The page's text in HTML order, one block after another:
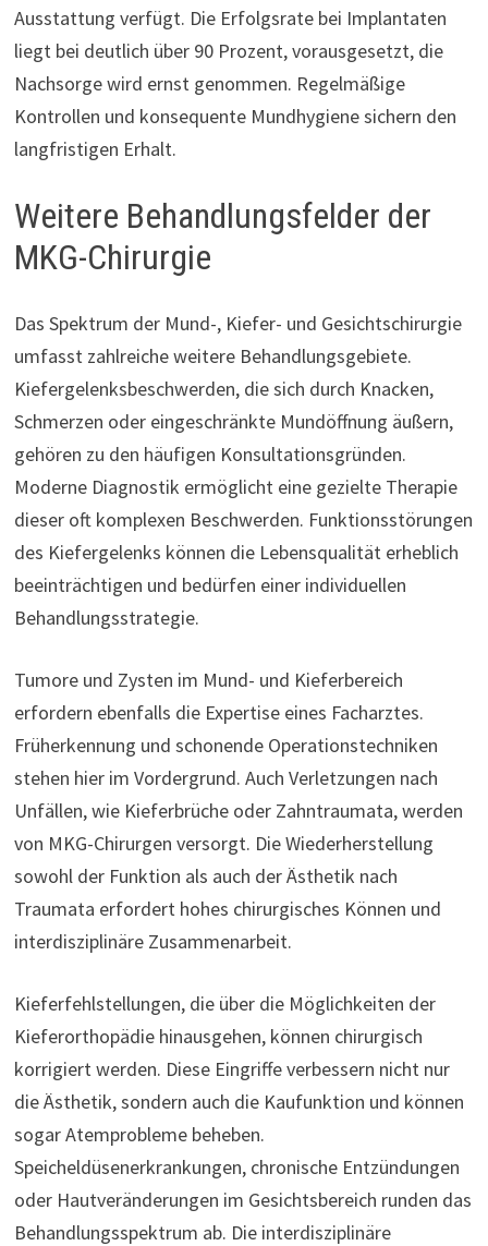
Ausstattung verfügt. Die Erfolgsrate bei Implantaten
liegt bei deutlich über 90 Prozent, vorausgesetzt, die
Nachsorge wird ernst genommen. Regelmäßige
Kontrollen und konsequente Mundhygiene sichern den
langfristigen Erhalt.
Weitere Behandlungsfelder der
MKG-Chirurgie
Das Spektrum der Mund-, Kiefer- und Gesichtschirurgie
umfasst zahlreiche weitere Behandlungsgebiete.
Kiefergelenksbeschwerden, die sich durch Knacken,
Schmerzen oder eingeschränkte Mundöffnung äußern,
gehören zu den häufigen Konsultationsgründen.
Moderne Diagnostik ermöglicht eine gezielte Therapie
dieser oft komplexen Beschwerden. Funktionsstörungen
des Kiefergelenks können die Lebensqualität erheblich
beeinträchtigen und bedürfen einer individuellen
Behandlungsstrategie.
Tumore und Zysten im Mund- und Kieferbereich
erfordern ebenfalls die Expertise eines Facharztes.
Früherkennung und schonende Operationstechniken
stehen hier im Vordergrund. Auch Verletzungen nach
Unfällen, wie Kieferbrüche oder Zahntraumata, werden
von MKG-Chirurgen versorgt. Die Wiederherstellung
sowohl der Funktion als auch der Ästhetik nach
Traumata erfordert hohes chirurgisches Können und
interdisziplinäre Zusammenarbeit.
Kieferfehlstellungen, die über die Möglichkeiten der
Kieferorthopädie hinausgehen, können chirurgisch
korrigiert werden. Diese Eingriffe verbessern nicht nur
die Ästhetik, sondern auch die Kaufunktion und können
sogar Atemprobleme beheben.
Speicheldüsenerkrankungen, chronische Entzündungen
oder Hautveränderungen im Gesichtsbereich runden das
Behandlungsspektrum ab. Die interdisziplinäre